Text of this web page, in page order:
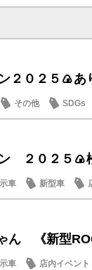
２０２５🍙あ
その他 SDGs
２０２５
車 新型車
ん 《新型
車 店内イベント